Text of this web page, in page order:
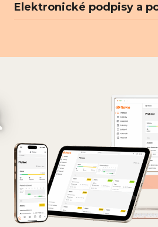
Elektronické podpisy a